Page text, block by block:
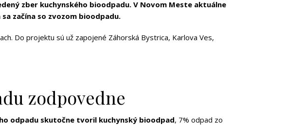
zber kuchynského bioodpadu. V Novom Meste aktuálne
začína so zvozom bioodpadu.
Do projektu sú už zapojené Záhorská Bystrica, Karlova Ves,
zodpovedne
odpadu skutočne tvoril kuchynský bioodpad, 7% odpad zo